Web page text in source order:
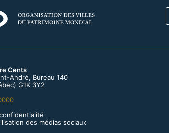
Cents
André, Bureau 140
G1K 3Y2
des médias sociaux